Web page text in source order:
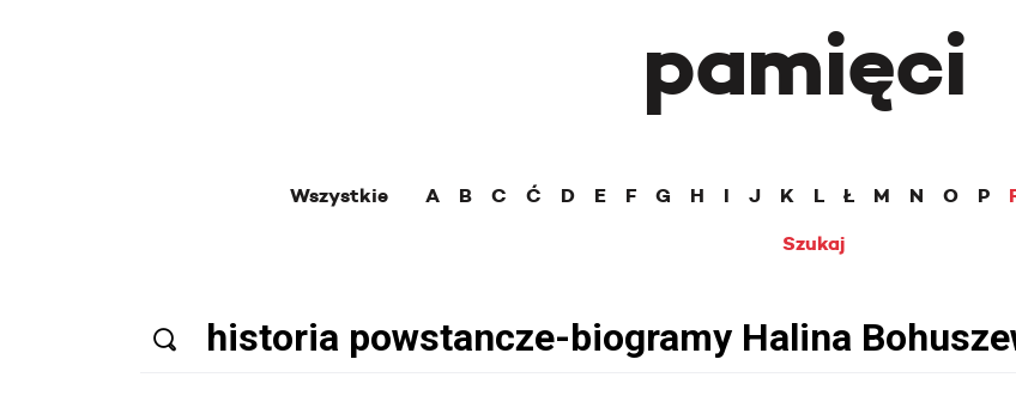
pamięci
Wszystkie A B C Ć D E F G H I J K L Ł M N O P
Szukaj